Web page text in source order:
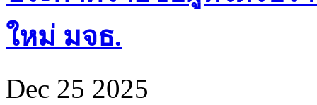
ใหม่ มจธ.
Dec 25 2025